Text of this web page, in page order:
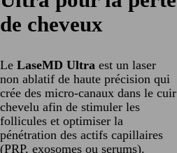
de cheveux
Le LaseMD Ultra est un laser
non ablatif de haute précision qui
crée des micro-canaux dans le cuir
chevelu afin de stimuler les
follicules et optimiser la
pénétration des actifs capillaires
(PRP, exosomes ou serums).